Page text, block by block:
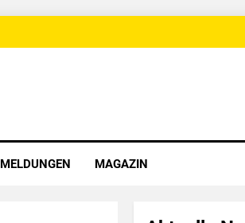
MELDUNGEN MAGAZIN